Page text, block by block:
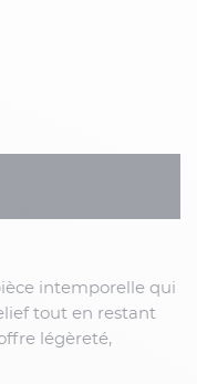
tout en restant
légèreté,
habillé ou un chino